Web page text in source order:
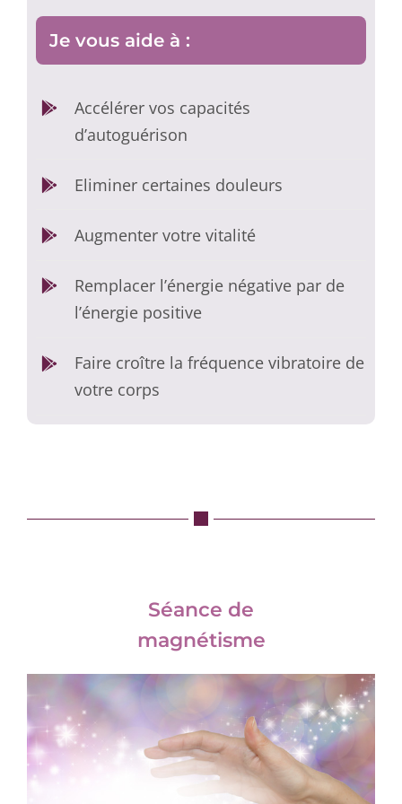
Je vous aide à :
Accélérer vos capacités
d’autoguérison
Eliminer certaines douleurs
Augmenter votre vitalité
Remplacer l’énergie négative par de
l’énergie positive
Faire croître la fréquence vibratoire de
votre corps
Séance de
magnétisme